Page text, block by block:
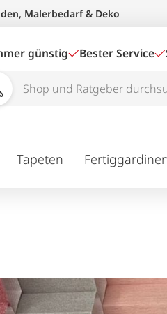
Malerbedarf & Deko
günstig Bester Service
Tapeten